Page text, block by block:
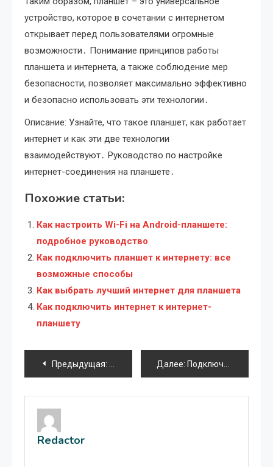
устройство, которое в сочетании с интернетом
открывает перед пользователями огромные
возможности․ Понимание принципов работы
планшета и интернета, а также соблюдение мер
безопасности, позволяет максимально эффективно
и безопасно использовать эти технологии․
Описание: Узнайте, что такое планшет, как работает
интернет и как эти две технологии
взаимодействуют․ Руководство по настройке
интернет-соединения на планшете․
Похожие статьи:
Как настроить Wi-Fi на Android-планшете:
подробное руководство
Как подключить планшет к интернету: все
возможные способы
Как выбрать лучший интернет для планшета
Как подключить интернет к интернет-
планшету
Навигация
по
записям
Предыдущая: Планшет Apple iPad Mini 16GB Wi-Fi iOS:
Далее: Подключение планшета Android в качестве модема: полное руководство
Redactor